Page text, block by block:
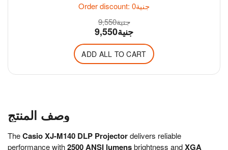
Order discount: جنية0
جنية9,550
جنية9,550
ADD ALL TO CART
وصف المنتج
TheCasio XJ-M140 DLP Projectordelivers reliable
performance with2500 ANSI lumensbrightness andXGA